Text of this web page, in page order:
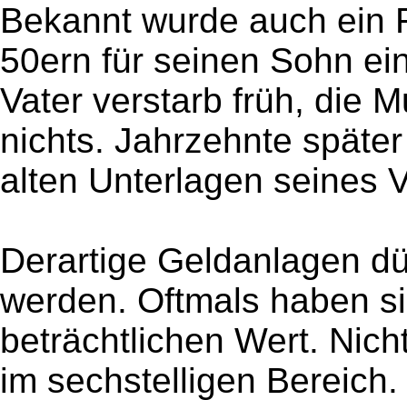
Bekannt wurde auch ein
50ern für seinen Sohn
Vater verstarb früh, die
nichts. Jahrzehnte
alten Unterlagen seines
Derartige Geldanlagen
werden. Oftmals haben
beträchtlichen Wert.
im sechstelligen